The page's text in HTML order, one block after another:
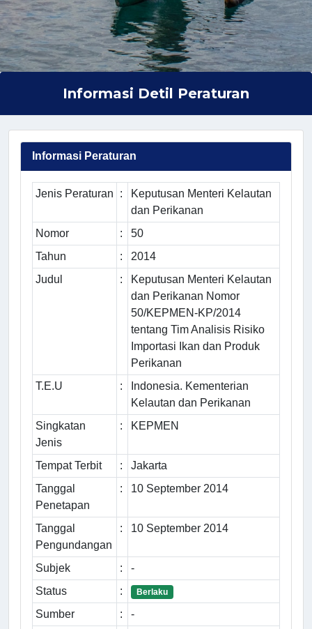
Informasi Detil Peraturan
Informasi Peraturan
Jenis Peraturan :
Keputusan Menteri Kelautan
dan Perikanan
Nomor
:
50
Tahun
:
2014
Judul
:
Keputusan Menteri Kelautan
dan Perikanan Nomor
50/KEPMEN-KP/2014
tentang Tim Analisis Risiko
Importasi Ikan dan Produk
Perikanan
T.E.U
:
Indonesia. Kementerian
Kelautan dan Perikanan
Singkatan
Jenis
: KEPMEN
Tempat Terbit :
Jakarta
Tanggal
Penetapan
: 10 September 2014
Tanggal
Pengundangan
: 10 September 2014
Subjek :
-
Status
: Berlaku
Sumber : -